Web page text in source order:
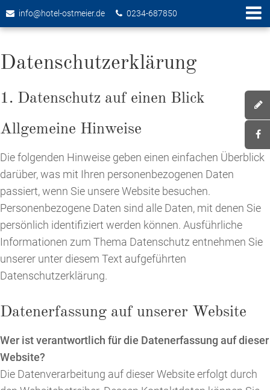
info@hotel-ostmeier.de 0234-687850
Datenschutzerklärung
1. Datenschutz auf einen Blick
Allgemeine Hinweise
Die folgenden Hinweise geben einen einfachen Überblick
darüber, was mit Ihren personenbezogenen Daten
passiert, wenn Sie unsere Website besuchen.
Personenbezogene Daten sind alle Daten, mit denen Sie
persönlich identifiziert werden können. Ausführliche
Informationen zum Thema Datenschutz entnehmen Sie
unserer unter diesem Text aufgeführten
Datenschutzerklärung.
Datenerfassung auf unserer Website
Wer ist verantwortlich für die Datenerfassung auf dieser
Website?
Die Datenverarbeitung auf dieser Website erfolgt durch